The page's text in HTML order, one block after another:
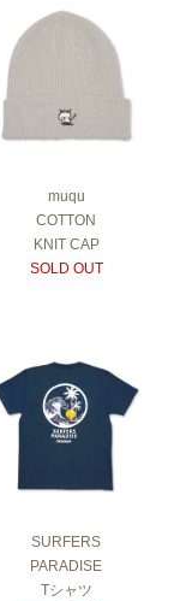
muqu
COTTON
KNIT CAP
SOLD OUT
SURFERS
PARADISE
Tシャツ